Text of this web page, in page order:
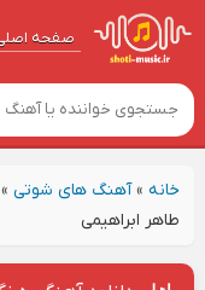
صفحه
خانه»آهنگ های شوتی»
طاهر ابراهیمی